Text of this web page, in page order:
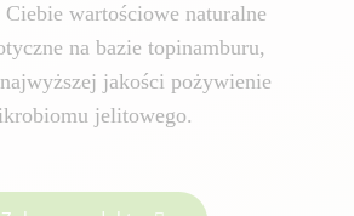
Ciebie wartościowe naturalne
na bazie topinamburu,
jakości pożywienie
jelitowego.